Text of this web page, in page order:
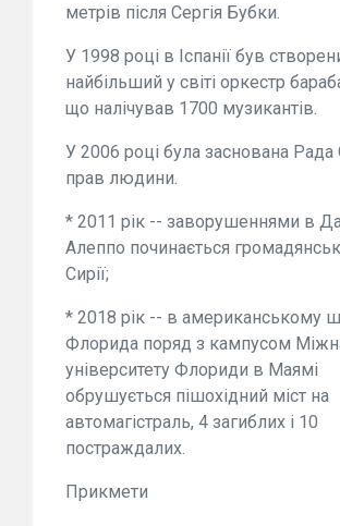
метрів після Сергія Бубки.
У 1998 році в Іспанії був
найбільший у світі оркестр
що налічував 1700 музикантів.
У 2006 році була заснована
прав людини.
* 2011 рік -- заворушеннями в
Алеппо починається
Сирії;
* 2018 рік -- в американському
Флорида поряд з кампусом
університету Флориди в Маямі
обрушується пішохідний міст на
автомагістраль, 4 загиблих і 10
постраждалих.
Прикмети